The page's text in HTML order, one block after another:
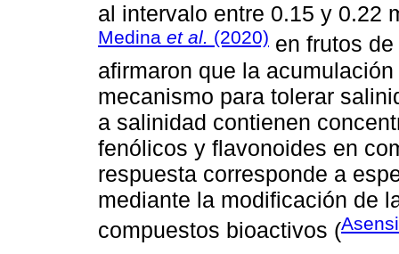
al intervalo entre 0.15 y 0.22
Medina et al. (2020) en frutos
afirmaron que la
mecanismo para tolerar
a salinidad contienen
fenólicos y flavonoides en
respuesta corresponde a
mediante la modificación de
compuestos bioactivos (